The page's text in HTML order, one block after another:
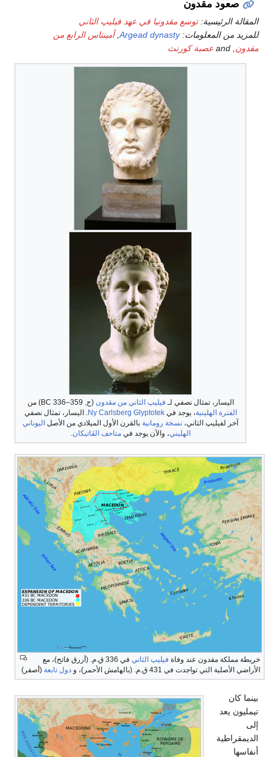
صعود مقدون
المقالة الرئيسية:توسع مقدونيا في عهد فيليپ الثاني
للمزيد من المعلومات:Argead dynasty
,أمينتاس الرابع من
مقدون, and عصبة كورنث
اليسار، تمثال نصفي لـ فيليپ الثاني من مقدون (ح. 359–336 BC
) من
الفترة الهلينية، يوجد فيNy Carlsberg Glyptotek. اليسار، تمثال نصفي
آخر لفيليپ الثاني، نسخة رومانية بالقرن الأول الميلادي من الأصل اليوناني
الهليني، والآن يوجد فيمتاحف الڤاتيكان.
خريطة مملكة مقدون عند وفاة فيليپ الثاني
في 336 ق.م. (أزرق فاتح)، مع
الأراضي الأصلية التي تواجدت في 431 ق.م. (بالهامش الأحمر)، و
دول تابعة (أصفر)
بينما كان
تيمليون يعد
إلى
الديمقراطية
أنفاسها